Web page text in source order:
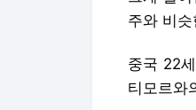
주와 비
중국 22
티모르와